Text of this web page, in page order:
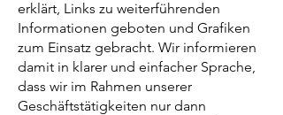
erklärt, Links zu weiterführenden
Informationen geboten und Grafiken
zum Einsatz gebracht. Wir informieren
damit in klarer und einfacher Sprache,
dass wir im Rahmen unserer
Geschäftstätigkeiten nur dann